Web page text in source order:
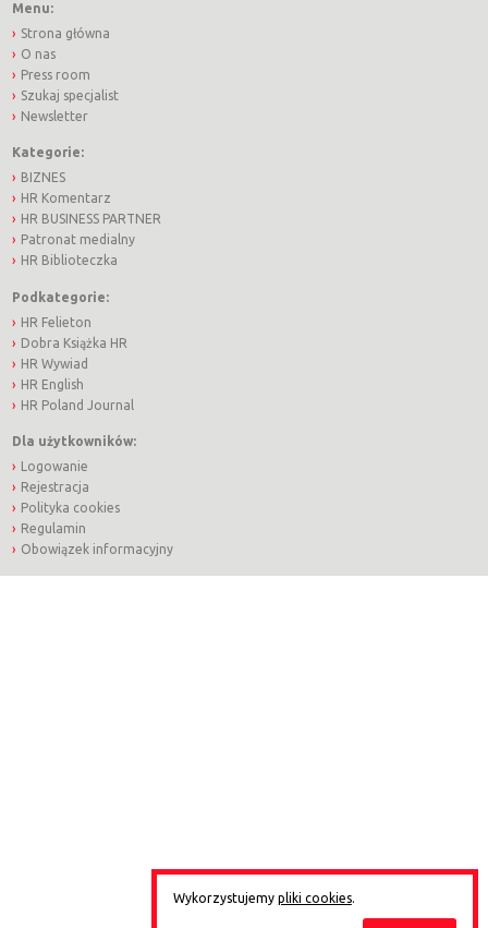
Menu:
Strona główna
O nas
Press room
Szukaj specjalist
Newsletter
Kategorie:
BIZNES
HR Komentarz
HR BUSINESS PARTNER
Patronat medialny
HR Biblioteczka
Podkategorie:
HR Felieton
Dobra Książka HR
HR Wywiad
HR English
HR Poland Journal
Dla użytkowników:
Logowanie
Rejestracja
Polityka cookies
Regulamin
Obowiązek informacyjny
Wykorzystujemy pliki cookies.